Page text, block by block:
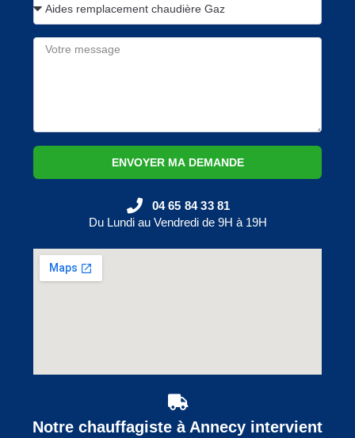
ENVOYER MA DEMANDE
04 65 84 33 81
Du Lundi au Vendredi de 9H à 19H
Notre chauffagiste à Annecy intervient